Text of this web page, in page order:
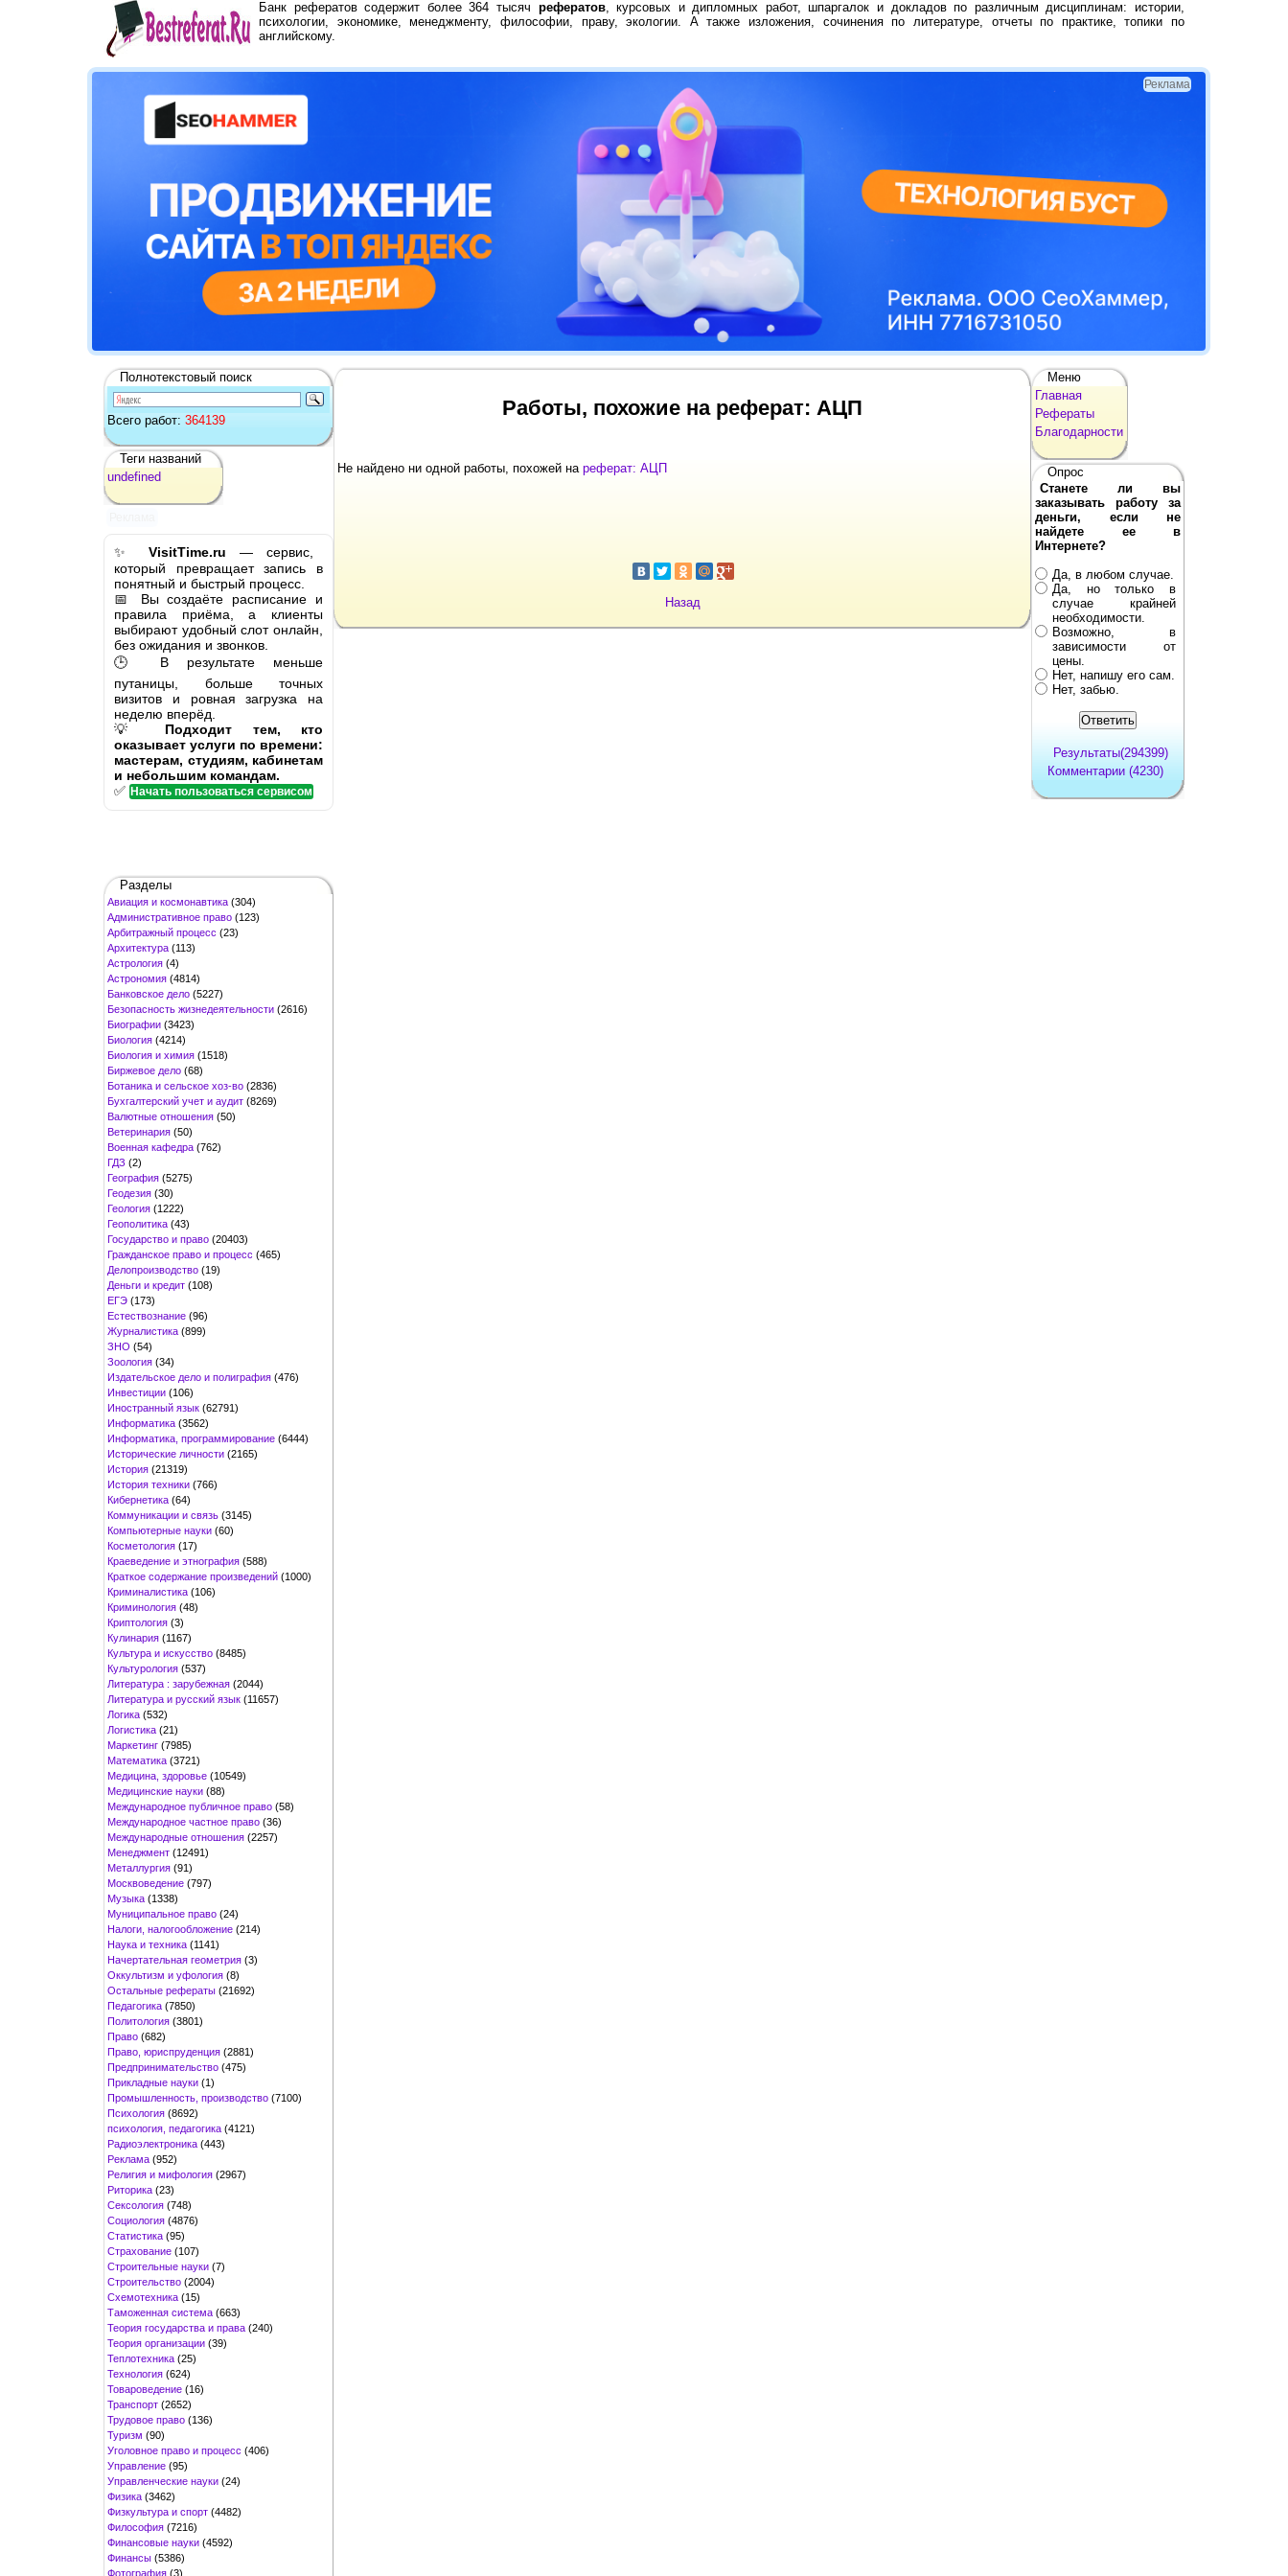
Банк рефератов содержит более 364 тысяч рефератов, курсовых и дипломных работ, шпаргалок и докладов по различным дисциплинам: истории,
психологии, экономике, менеджменту, философии, праву, экологии. А также изложения, сочинения по литературе, отчеты по практике, топики по
английскому.
Реклама
Полнотекстовый поиск
Всего работ: 364139
Теги названий
undefined
✨ VisitTime.ru — сервис,
который превращает запись в
понятный и быстрый процесс.
📅 Вы создаёте расписание и
правила приёма, а клиенты
выбирают удобный слот онлайн,
без ожидания и звонков.
🕒 В результате меньше
путаницы, больше точных
визитов и ровная загрузка на
неделю вперёд.
💡 Подходит тем, кто
оказывает услуги по времени:
мастерам, студиям, кабинетам
и небольшим командам.
✅ Начать пользоваться сервисом
Разделы
Авиация и космонавтика (304)
Административное право (123)
Арбитражный процесс (23)
Архитектура (113)
Астрология (4)
Астрономия (4814)
Банковское дело (5227)
Безопасность жизнедеятельности (2616)
Биографии (3423)
Биология (4214)
Биология и химия (1518)
Биржевое дело (68)
Ботаника и сельское хоз-во (2836)
Бухгалтерский учет и аудит (8269)
Валютные отношения (50)
Ветеринария (50)
Военная кафедра (762)
ГДЗ (2)
География (5275)
Геодезия (30)
Геология (1222)
Геополитика (43)
Государство и право (20403)
Гражданское право и процесс (465)
Делопроизводство (19)
Деньги и кредит (108)
ЕГЭ (173)
Естествознание (96)
Журналистика (899)
ЗНО (54)
Зоология (34)
Издательское дело и полиграфия (476)
Инвестиции (106)
Иностранный язык (62791)
Информатика (3562)
Информатика, программирование (6444)
Исторические личности (2165)
История (21319)
История техники (766)
Кибернетика (64)
Коммуникации и связь (3145)
Компьютерные науки (60)
Косметология (17)
Краеведение и этнография (588)
Краткое содержание произведений (1000)
Криминалистика (106)
Криминология (48)
Криптология (3)
Кулинария (1167)
Культура и искусство (8485)
Культурология (537)
Литература : зарубежная (2044)
Литература и русский язык (11657)
Логика (532)
Логистика (21)
Маркетинг (7985)
Математика (3721)
Медицина, здоровье (10549)
Медицинские науки (88)
Международное публичное право (58)
Международное частное право (36)
Международные отношения (2257)
Менеджмент (12491)
Металлургия (91)
Москвоведение (797)
Музыка (1338)
Муниципальное право (24)
Налоги, налогообложение (214)
Наука и техника (1141)
Начертательная геометрия (3)
Оккультизм и уфология (8)
Остальные рефераты (21692)
Педагогика (7850)
Политология (3801)
Право (682)
Право, юриспруденция (2881)
Предпринимательство (475)
Прикладные науки (1)
Промышленность, производство (7100)
Психология (8692)
психология, педагогика (4121)
Радиоэлектроника (443)
Реклама (952)
Религия и мифология (2967)
Риторика (23)
Сексология (748)
Социология (4876)
Статистика (95)
Страхование (107)
Строительные науки (7)
Строительство (2004)
Схемотехника (15)
Таможенная система (663)
Теория государства и права (240)
Теория организации (39)
Теплотехника (25)
Технология (624)
Товароведение (16)
Транспорт (2652)
Трудовое право (136)
Туризм (90)
Уголовное право и процесс (406)
Управление (95)
Управленческие науки (24)
Физика (3462)
Физкультура и спорт (4482)
Философия (7216)
Финансовые науки (4592)
Финансы (5386)
Фотография (3)
Работы, похожие на реферат: АЦП
Не найдено ни одной работы, похожей на реферат: АЦП
Назад
Меню
Главная
Рефераты
Благодарности
Опрос
Станете ли вы
заказывать работу за
деньги, если не
найдете ее в
Интернете?
Да, в любом случае.
Да, но только в
случае крайней
необходимости.
Возможно, в
зависимости от
цены.
Нет, напишу его сам.
Нет, забью.
Результаты(294399)
Комментарии (4230)